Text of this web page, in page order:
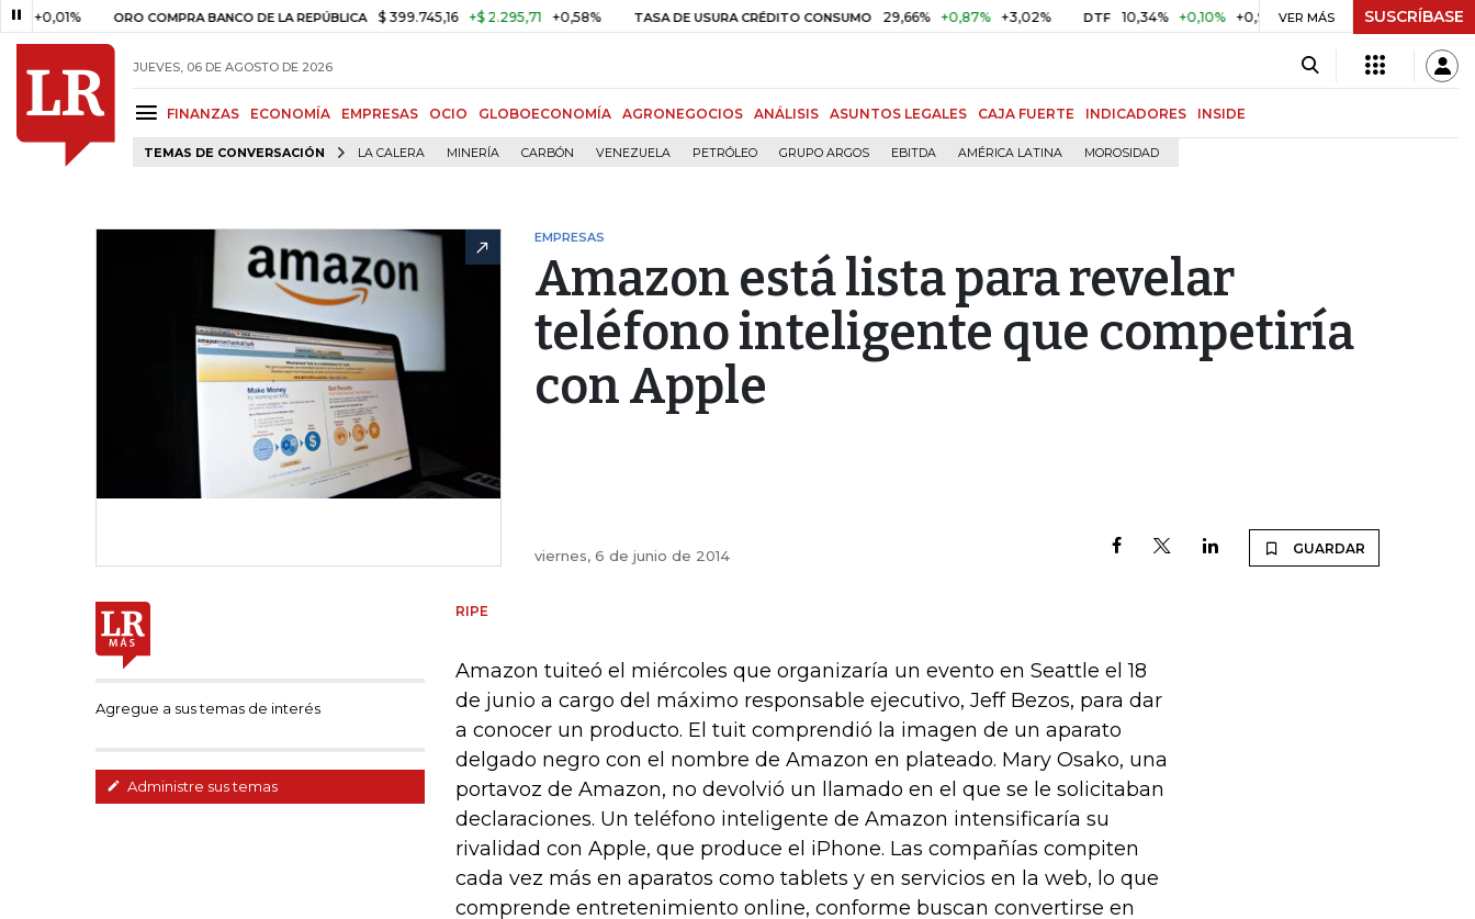
ORO COMPRA BANCO DE LA REPÚBLICA $ 399.745,16 +$ 2.295,71 +0,58% TASA DE USURA CRÉDITO CONSUMO 29,66% +0,87% +3,02% DTF 10,34% +0,10% +0,98% UVR $ 416,86 +$ 0,05 +0,01%
VER MÁS SUSCRÍBASE
JUEVES, 06 DE AGOSTO DE 2026
FINANZAS ECONOMÍA EMPRESAS OCIO GLOBOECONOMÍA AGRONEGOCIOS ANÁLISIS ASUNTOS LEGALES CAJA FUERTE INDICADORES INSIDE
TEMAS DE CONVERSACIÓN LA CALERA MINERÍA CARBÓN VENEZUELA PETRÓLEO GRUPO ARGOS EBITDA AMÉRICA LATINA MOROSIDAD
EMPRESAS
Amazon está lista para revelar
teléfono inteligente que competiría
con Apple
viernes, 6 de junio de 2014 GUARDAR
Agregue a sus temas de interés
Administre sus temas
RIPE
Amazon tuiteó el miércoles que organizaría un evento en Seattle el 18
de junio a cargo del máximo responsable ejecutivo, Jeff Bezos, para dar
a conocer un producto. El tuit comprendió la imagen de un aparato
delgado negro con el nombre de Amazon en plateado. Mary Osako, una
portavoz de Amazon, no devolvió un llamado en el que se le solicitaban
declaraciones. Un teléfono inteligente de Amazon intensificaría su
rivalidad con Apple, que produce el iPhone. Las compañías compiten
cada vez más en aparatos como tablets y en servicios en la web, lo que
comprende entretenimiento online, conforme buscan convertirse en